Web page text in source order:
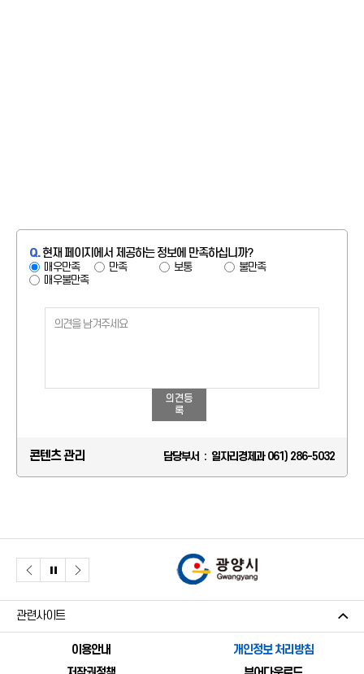
Q.현재 페이지에서 제공하는 정보에 만족하십니까?
매우만족 만족 보통
불만족
매우불만족
의견등
록
콘텐츠 관리 담당부서 : 일자리경제과 061) 286-5032
이용안내
개인정보 처리방침
관련사이트